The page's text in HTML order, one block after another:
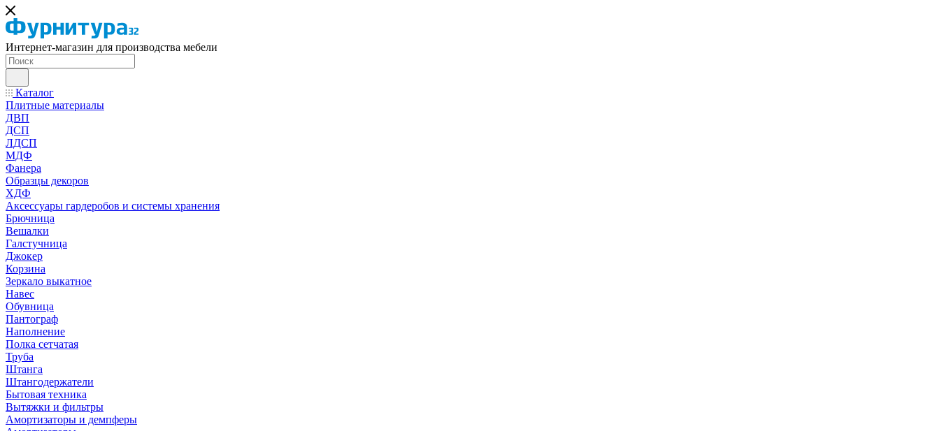
Интернет-магазин для производства мебели
Каталог
Плитные материалы
ДВП
ДСП
ЛДСП
МДФ
Фанера
Образцы декоров
ХДФ
Аксессуары гардеробов и системы хранения
Брючница
Вешалки
Галстучница
Джокер
Корзина
Зеркало выкатное
Навес
Обувница
Пантограф
Наполнение
Полка сетчатая
Труба
Штанга
Штангодержатели
Бытовая техника
Вытяжки и фильтры
Амортизаторы и демпферы